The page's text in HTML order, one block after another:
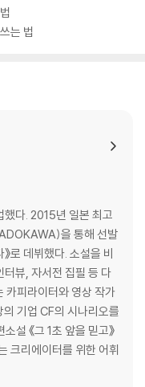
는 법
했다. 2015년 일본 최고
을 통해 선발
로 데뷔했다. 소설을 비
뷰, 자서전 집필 등 다
카피라이터와 영상 작가
기업 CF의 시나리오를
설 《그 1초 앞을 믿고》
크리에이터를 위한 어휘